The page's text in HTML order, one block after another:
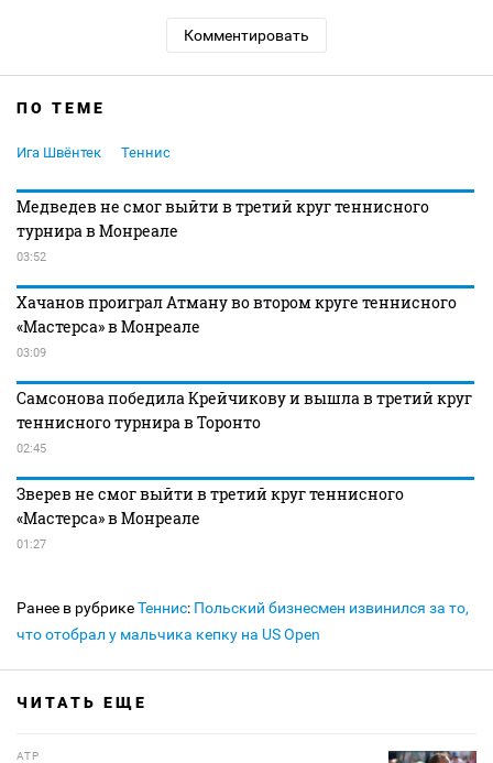
Комментировать
ПО ТЕМЕ
Ига Швёнтек Теннис
Медведев не смог выйти в третий круг теннисного
турнира в Монреале
03:52
Хачанов проиграл Атману во втором круге теннисного
«Мастерса» в Монреале
03:09
Самсонова победила Крейчикову и вышла в третий круг
теннисного турнира в Торонто
02:45
Зверев не смог выйти в третий круг теннисного
«Мастерса» в Монреале
01:27
Ранее в рубрикеТеннис: Польский бизнесмен извинился за то,
что отобрал у мальчика кепку на US Open
ЧИТАТЬ ЕЩЕ
ATP